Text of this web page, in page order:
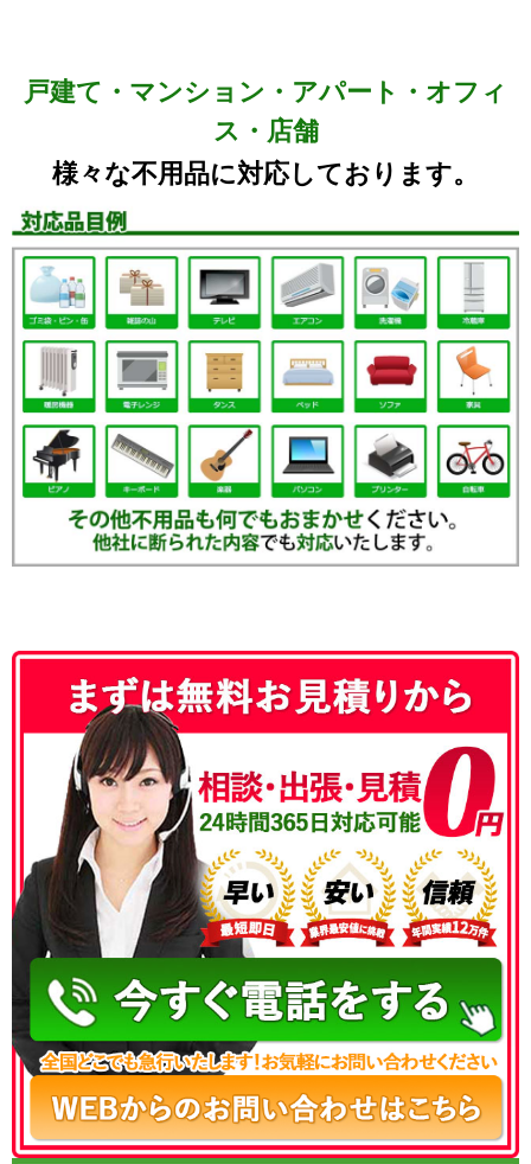
戸建て・マンション・アパート・オフィ
ス・店舗
様々な不用品に対応しております。
050-3186-4780